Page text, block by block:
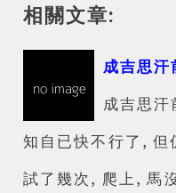
相關文章:
成吉思
成吉思
知自已快不行了,
試了幾次, 爬上, 馬